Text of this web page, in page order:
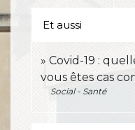
Et aussi
Covid-19 :
vous êtes cas
Social - Santé